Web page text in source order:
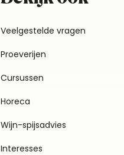
Veelgestelde vragen
Proeverijen
Cursussen
Horeca
Wijn-spijsadvies
Interesses